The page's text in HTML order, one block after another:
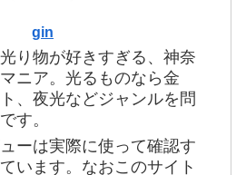
gin
り物が好きすぎる、神奈
ニア。光るものなら金
、夜光などジャンルを問
す。
ーは実際に使って確認す
います。なおこのサイト